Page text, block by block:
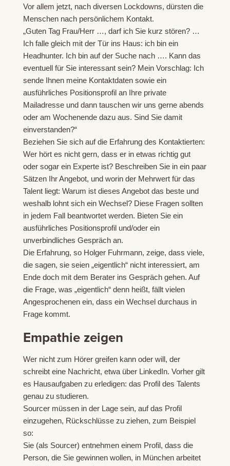
Vor allem jetzt, nach diversen Lockdowns, dürsten die
Menschen nach persönlichem Kontakt.
„Guten Tag Frau/Herr …, darf ich Sie kurz stören? …
Ich falle gleich mit der Tür ins Haus: ich bin ein
Headhunter. Ich bin auf der Suche nach …. Kann das
eventuell für Sie interessant sein? Mein Vorschlag: Ich
sende Ihnen meine Kontaktdaten sowie ein
ausführliches Positionsprofil an Ihre private
Mailadresse und dann tauschen wir uns gerne abends
oder am Wochenende dazu aus. Sind Sie damit
einverstanden?“
Beziehen Sie sich auf die Erfahrung des Kontaktierten:
Wer hört es nicht gern, dass er in etwas richtig gut
oder sogar ein Experte ist? Beschreiben Sie in ein paar
Sätzen Ihr Angebot, und worin der Mehrwert für das
Talent liegt: Warum ist dieses Angebot das beste und
weshalb lohnt sich ein Wechsel? Diese Fragen sollten
in jedem Fall beantwortet werden. Bieten Sie ein
ausführliches Positionsprofil und/oder ein
unverbindliches Gespräch an.
Die Erfahrung, so Holger Fuhrmann, zeige, dass viele,
die sagen, sie seien „eigentlich“ nicht interessiert, am
Ende doch mit dem Berater ins Gespräch gehen. Auf
die Frage, was „eigentlich“ denn heißt, fällt vielen
Angesprochenen ein, dass ein Wechsel durchaus in
Frage kommt.
Empathie zeigen
Wer nicht zum Hörer greifen kann oder will, der
schreibt eine Nachricht, etwa über LinkedIn. Vorher gilt
es Hausaufgaben zu erledigen: das Profil des Talents
genau zu studieren.
Sourcer müssen in der Lage sein, auf das Profil
einzugehen, Rückschlüsse zu ziehen, zum Beispiel
so:
Sie (als Sourcer) entnehmen einem Profil, dass die
Person, die Sie gewinnen wollen, in München arbeitet